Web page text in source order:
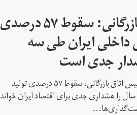
رییس اتاق بازرگانی: سقوط ۵۷ درصدی
داخلی ایران طی سه
جدی است
غلامحسین شافعی، رییس اتاق بازرگانی، سقوط ۵۷ درصدی تولید
را هشداری جدی برای اقتصاد ایران خواند